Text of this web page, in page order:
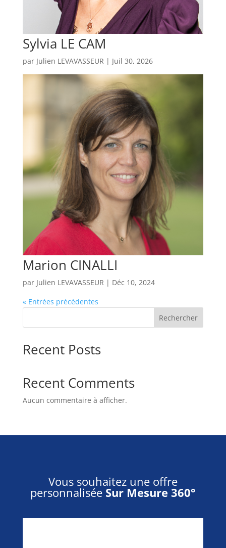
Sylvia LE CAM
par Julien LEVAVASSEUR | Juil 30, 2026
Marion CINALLI
par Julien LEVAVASSEUR | Déc 10, 2024
« Entrées précédentes
Rechercher
Recent Posts
Recent Comments
Aucun commentaire à afficher.
Vous souhaitez une offre
personnalisée Sur Mesure 360°